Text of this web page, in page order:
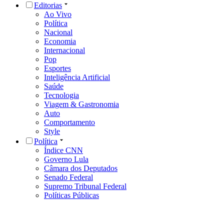
Editorias
Ao Vivo
Política
Nacional
Economia
Internacional
Pop
Esportes
Inteligência Artificial
Saúde
Tecnologia
Viagem & Gastronomia
Auto
Comportamento
Style
Política
Índice CNN
Governo Lula
Câmara dos Deputados
Senado Federal
Supremo Tribunal Federal
Políticas Públicas